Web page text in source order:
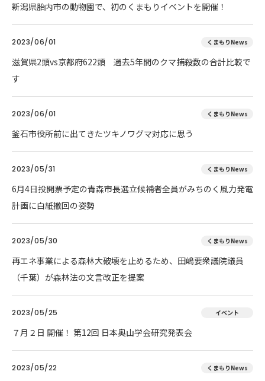
新潟県胎内市の動物園で、初のくまもりイベントを開催！
2023/06/01 くまもりNews
滋賀県2頭vs京都府622頭 過去5年間のクマ捕殺数の合計比較で
す
2023/06/01 くまもりNews
釜石市役所前に出てきたツキノワグマ対応に思う
2023/05/31 くまもりNews
6月4日投開票予定の青森市長選立候補者全員がみちのく風力発電
計画に白紙撤回の姿勢
2023/05/30 くまもりNews
再エネ事業による森林大破壊を止めるため、田嶋要衆議院議員
（千葉）が森林法の文言改正を提案
2023/05/25 イベント
７月２日 開催！ 第12回 日本奥山学会研究発表会
2023/05/22 くまもりNews